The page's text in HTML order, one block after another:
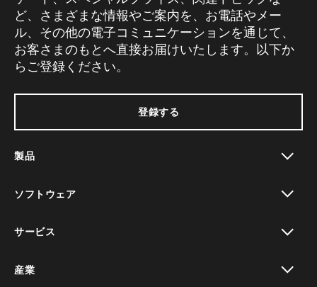
ど、さまざまな情報やご案内を、お電話やメー
ル、その他の電子コミュニケーションを通じて、
お客さまのもとへ直接お届けいたします。以下か
らご登録ください。
登録する
製品
ソフトウェア
サービス
産業